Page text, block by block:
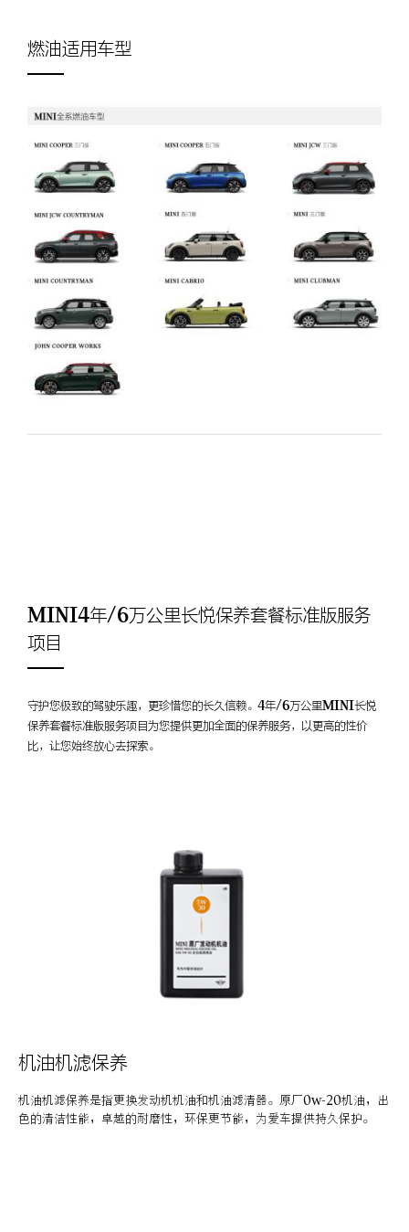
燃油适用车型
MINI4年/6万公里长悦保养套餐标准版服务
项目
守护您极致的驾驶乐趣，更珍惜您的长久信赖。4年/6万公里MINI长悦
保养套餐标准版服务项目为您提供更加全面的保养服务，以更高的性价
比，让您始终放心去探索。
机油机滤保养
机油机滤保养是指更换发动机机油和机油滤清器。原厂0w-20机油，出
色的清洁性能，卓越的耐磨性，环保更节能，为爱车提供持久保护。